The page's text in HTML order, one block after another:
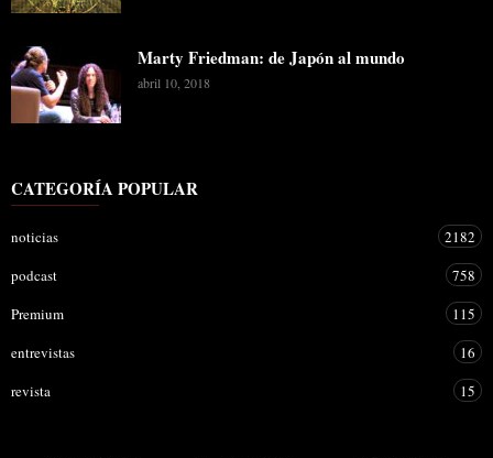
Marty Friedman: de Japón al mundo
abril 10, 2018
CATEGORÍA POPULAR
noticias
2182
podcast
758
Premium
115
entrevistas
16
revista
15